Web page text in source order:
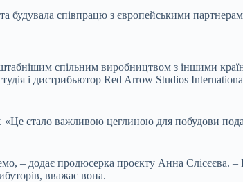
будувала співпрацю з європейськими
спільним виробництвом з іншими
і дистрибьютор Red Arrow Studios
«Це стало важливою цеглиною для побудови
– додає продюсерка проєкту Анна
вважає вона.